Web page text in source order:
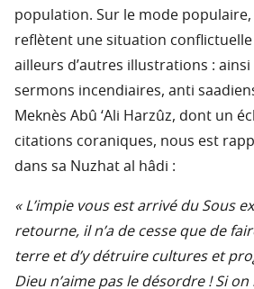
population. Sur le mode
reflètent une situation
ailleurs d’autres illustrations : ainsi
sermons incendiaires, anti
Meknès Abû ‘Ali Harzûz, dont un
citations coraniques, nous est
dans sa Nuzhat al hâdi :
« L’impie vous est arrivé du Sous
retourne, il n’a de cesse que de
terre et d’y détruire cultures et
Dieu n’aime pas le désordre ! Si